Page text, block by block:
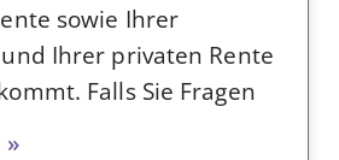
sowie Ihrer
Ihrer privaten Rente
Falls Sie Fragen
»